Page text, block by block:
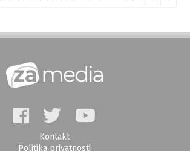
Kontakt
Politika privatnosti